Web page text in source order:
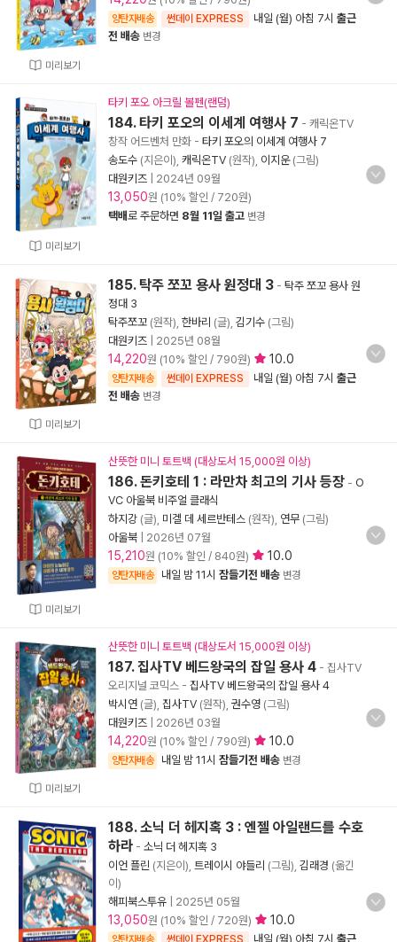
미리보기
양탄자배송 썬데이 EXPRESS 내일 (월) 아침 7시 출근
전 배송 변경
미리보기
타키 포오 아크릴 볼펜(랜덤)
184. 타키 포오의 이세계 여행사 7 - 캐릭온TV
창작 어드벤처 만화 - 타키 포오의 이세계 여행사 7
송도수 (지은이), 캐릭온TV (원작), 이지운(그림)
대원키즈
2024년 09월
13,050원 (10% 할인 / 720원)
택배로 주문하면 8월 11일 출고 변경
미리보기
185. 탁주 쪼꼬 용사 원정대 3 - 탁주 쪼꼬 용사 원
정대 3
탁주쪼꼬 (원작), 한바리 (글), 김기수 (그림)
대원키즈
2025년 08월
14,220원 (10% 할인 / 790원) 10.0
양탄자배송 썬데이 EXPRESS 내일 (월) 아침 7시 출근
전 배송 변경
미리보기
산뜻한 미니 토트백 (대상도서 15,000원 이상)
186. 돈키호테 1 : 라만차 최고의 기사 등장 - O
VC 아울북 비주얼 클래식
하지강 (글), 미겔 데 세르반테스 (원작), 연무 (그림)
아울북
2026년 07월
15,210원 (10% 할인 / 840원) 10.0
양탄자배송 내일 밤 11시 잠들기전 배송 변경
미리보기
산뜻한 미니 토트백 (대상도서 15,000원 이상)
187. 집사TV 베드왕국의 잡일 용사 4 - 집사TV
오리지널 코믹스 - 집사TV 베드왕국의 잡일 용사 4
박시연 (글), 집사TV (원작), 권수영 (그림)
대원키즈
2026년 03월
14,220원 (10% 할인 / 790원) 10.0
양탄자배송 내일 밤 11시 잠들기전 배송 변경
188. 소닉 더 헤지혹 3 : 엔젤 아일랜드를 수호
하라 - 소닉 더 헤지혹 3
이언 플린 (지은이), 트레이시 야들리 (그림), 김래경 (옮긴
이)
해피북스투유
2025년 05월
13,050원 (10% 할인 / 720원) 10.0
양탄자배송 썬데이 EXPRESS 내일 (월) 아침 7시 출근